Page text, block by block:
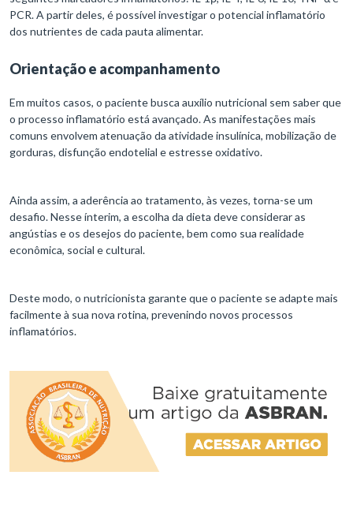
PCR. A partir deles, é possível investigar o potencial inflamatório
dos nutrientes de cada pauta alimentar.
Orientação e acompanhamento
Em muitos casos, o paciente busca auxílio nutricional sem saber que
o processo inflamatório está avançado. As manifestações mais
comuns envolvem atenuação da atividade insulínica, mobilização de
gorduras, disfunção endotelial e estresse oxidativo.
Ainda assim, a aderência ao tratamento, às vezes, torna-se um
desafio. Nesse ínterim, a escolha da dieta deve considerar as
angústias e os desejos do paciente, bem como sua realidade
econômica, social e cultural.
Deste modo, o nutricionista garante que o paciente se adapte mais
facilmente à sua nova rotina, prevenindo novos processos
inflamatórios.